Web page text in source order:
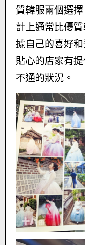
質韓服兩個選
計上通常比優
據自己的喜好
貼心的店家有
不通的狀況。